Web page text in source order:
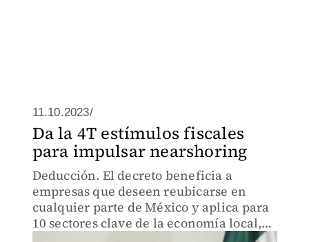
11.10.2023/
Da la 4T estímulos fiscales
para impulsar nearshoring
Deducción. El decreto beneficia a
empresas que deseen reubicarse en
cualquier parte de México y aplica para
10 sectores clave de la economía local,